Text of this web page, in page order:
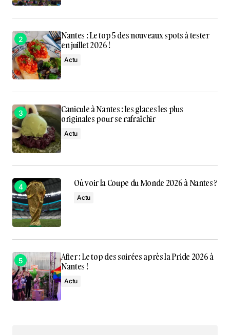
Nantes : Le top 5 des nouveaux spots à tester
en juillet 2026 !
Actu
Canicule à Nantes : les glaces les plus
originales pour se rafraîchir
Actu
Où voir la Coupe du Monde 2026 à Nantes ?
Actu
After : Le top des soirées après la Pride 2026 à
Nantes !
Actu